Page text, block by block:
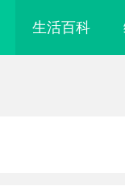
生活百科